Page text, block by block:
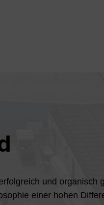
und organisch
einer hohen